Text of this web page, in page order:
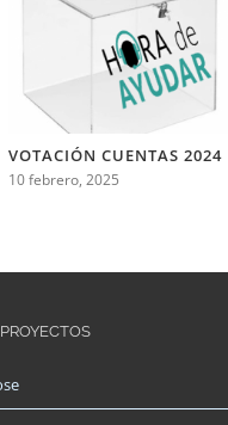
VOTACIÓN CUENTAS 2024
10 febrero, 2025